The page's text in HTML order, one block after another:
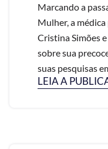
Marcando a
Mulher, a
Cristina Simões
sobre sua
suas pesquisas
LEIA A